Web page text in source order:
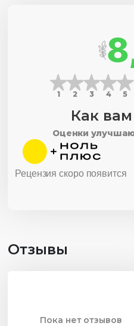
1 2 3 4 5
Как
Оценки
Рецензия скоро появится
Отзывы
Пока нет отзывов